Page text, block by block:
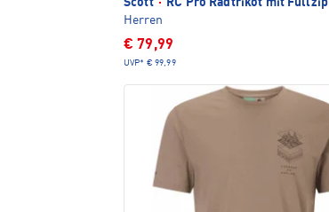
Scott ·
RC Pro Radtrikot mit Fullzip
Herren
€ 79,99
UVP* € 99,99